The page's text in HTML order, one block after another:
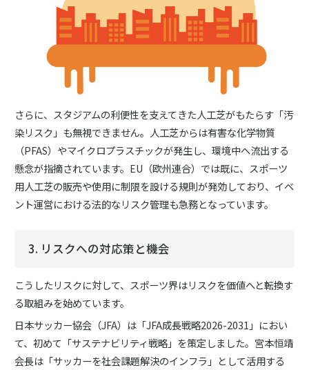
さらに、スタジアムの利便性を支えてきた人工芝がもたらす「汚
染リスク」も無視できません。人工芝からは有害な化学物質
（PFAS）やマイクロプラスチックが発生し、環境中へ流出する
懸念が指摘されています。EU（欧州連合）では既に、スポーツ
用人工芝の販売や使用に制限を設ける規則が発効しており、イベ
ント運営における法的なリスク管理も急務となっています。
3. リスクへの対応策と機会
こうしたリスクに対して、スポーツ界はリスクを価値へと転換す
る取組みを始めています。
日本サッカー協会（JFA）は「JFA成長戦略2026-2031」におい
て、初めて「サステナビリティ戦略」を策定しました。宮本恒靖
会長は「サッカーを社会課題解決のインフラ」として活用する